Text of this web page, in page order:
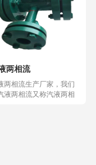
两相流
两相流生产厂家，我们
液两相流又称汽液两相